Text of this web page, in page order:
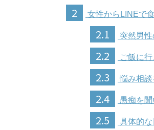
2 女性からLINEで
2.1 突然男性
2.2 ご飯に
2.3 悩み相談
2.4 愚痴を
2.5 具体的